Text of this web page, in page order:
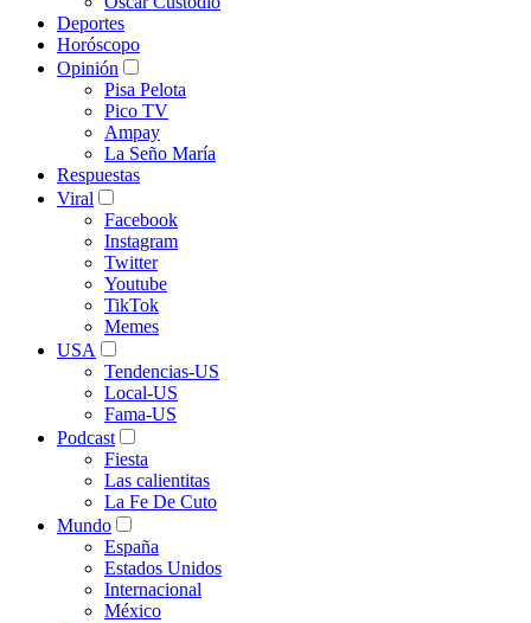
Deportes
Horóscopo
Opinión
Pisa Pelota
Pico TV
Ampay
La Seño María
Respuestas
Viral
Facebook
Instagram
Twitter
Youtube
TikTok
Memes
USA
Tendencias-US
Local-US
Fama-US
Podcast
Fiesta
Las calientitas
La Fe De Cuto
Mundo
España
Estados Unidos
Internacional
México